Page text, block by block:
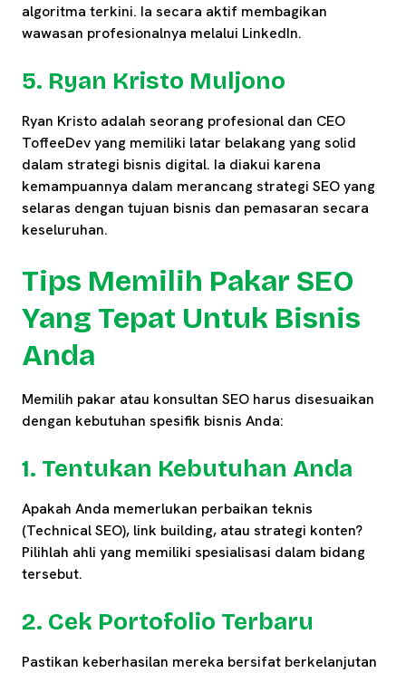
algoritma terkini. Ia secara aktif membagikan
wawasan profesionalnya melalui LinkedIn.
5. Ryan Kristo Muljono
Ryan Kristo adalah seorang profesional dan CEO
ToffeeDev yang memiliki latar belakang yang solid
dalam strategi bisnis digital. Ia diakui karena
kemampuannya dalam merancang strategi SEO yang
selaras dengan tujuan bisnis dan pemasaran secara
keseluruhan.
Tips Memilih Pakar SEO
Yang Tepat Untuk Bisnis
Anda
Memilih pakar atau konsultan SEO harus disesuaikan
dengan kebutuhan spesifik bisnis Anda:
1. Tentukan Kebutuhan Anda
Apakah Anda memerlukan perbaikan teknis
(Technical SEO), link building, atau strategi konten?
Pilihlah ahli yang memiliki spesialisasi dalam bidang
tersebut.
2. Cek Portofolio Terbaru
Pastikan keberhasilan mereka bersifat berkelanjutan